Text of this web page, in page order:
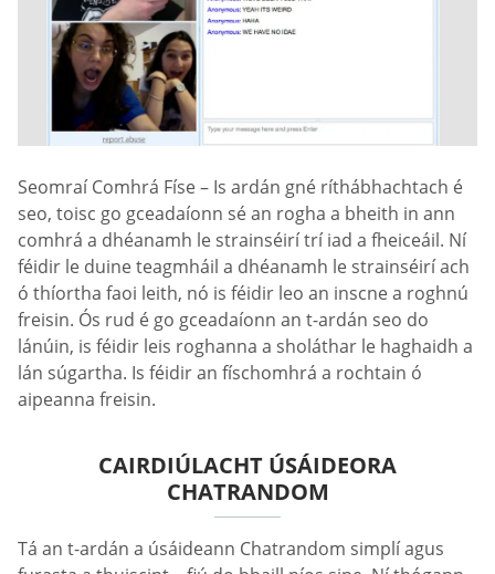
Seomraí Comhrá Físe – Is ardán gné ríthábhachtach é
seo, toisc go gceadaíonn sé an rogha a bheith in ann
comhrá a dhéanamh le strainséirí trí iad a fheiceáil. Ní
féidir le duine teagmháil a dhéanamh le strainséirí ach
ó thíortha faoi leith, nó is féidir leo an inscne a roghnú
freisin. Ós rud é go gceadaíonn an t-ardán seo do
lánúin, is féidir leis roghanna a sholáthar le haghaidh a
lán súgartha. Is féidir an físchomhrá a rochtain ó
aipeanna freisin.
CAIRDIÚLACHT ÚSÁIDEORA
CHATRANDOM
Tá an t-ardán a úsáideann Chatrandom simplí agus